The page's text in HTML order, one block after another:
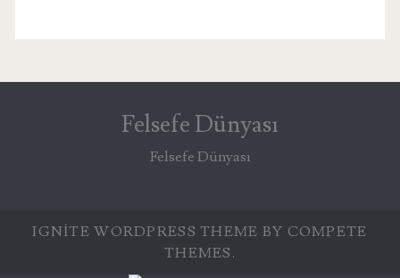
Felsefe Dünyası
Felsefe Dünyası
IGNITE WORDPRESS THEME BY COMPETE
THEMES.